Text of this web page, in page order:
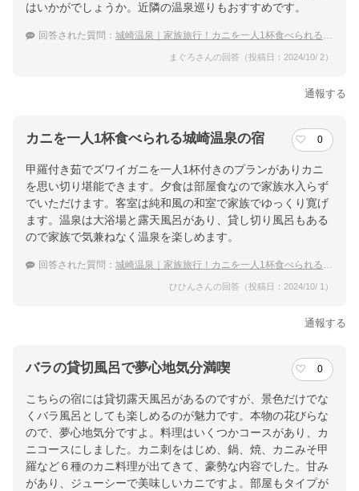
はいかがでしょうか。近隣の温泉巡りもおすすめです。
回答された質問： 城崎温泉｜家族旅行！カニを一人1杯食べられる宿のおすすめは？
まぐろさんの回答（投稿日：2024/10/ 2）
通報する
カニを一人1杯食べられる城崎温泉の宿 0
甲羅付き茹でズワイガニを一人1杯付きのプランがありカニ
を思い切り堪能できます。夕食は部屋食なので家族水入らず
でいただけます。客室は純和風の和室で家族でゆっくり寛げ
ます。温泉は大浴場と露天風呂があり、貸し切り風呂もある
ので家族で気兼ねなく温泉を楽しめます。
回答された質問： 城崎温泉｜家族旅行！カニを一人1杯食べられる宿のおすすめは？
ひひんさんの回答（投稿日：2024/10/ 1）
通報する
バラの貸切風呂で夢心地気分満喫 0
こちらの宿には貸切露天風呂があるのですが、景色だけでな
くバラ風呂としても楽しめるのが魅力です。本物の花びらな
ので、夢心地気分ですよ。料理はいくつかコースがあり、カ
ニコースにしました。カニ刺をはじめ、鍋、焼、カニみそ甲
羅など６種のカニ料理が出てきて、豪勢な内容でした。甘み
があり、ジューシーで美味しいカニですよ。部屋もタイプが